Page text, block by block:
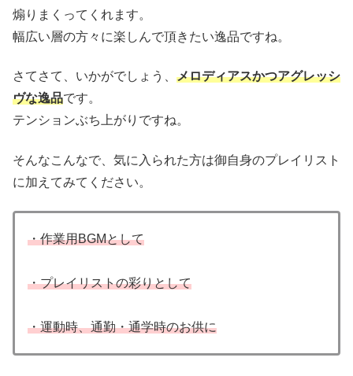
煽りまくってくれます。
幅広い層の方々に楽しんで頂きたい逸品ですね。
さてさて、いかがでしょう、 メロディアスかつアグレッシ
ヴな逸品です。
テンションぶち上がりですね。
そんなこんなで、気に入られた方は御自身のプレイリスト
に加えてみてください。
・作業用BGMとして
・プレイリストの彩りとして
・運動時、通勤・通学時のお供に